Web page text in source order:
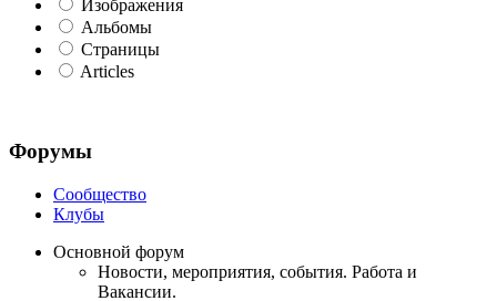
Изображения
Альбомы
Страницы
Articles
Форумы
Сообщество
Клубы
Основной форум
Новости, мероприятия, события. Работа и
Вакансии.